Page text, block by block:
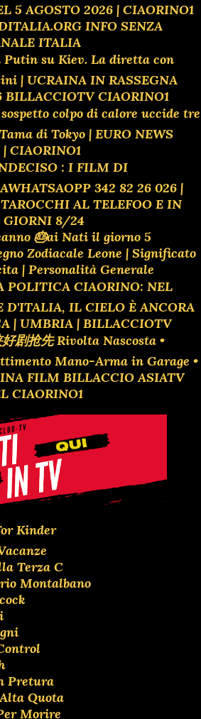
5 AGOSTO 2026 | CIAORINO1
INFO SENZA
ITALIA
su Kiev. La diretta con
| UCRAINA IN RASSEGNA
BILLACCIOTV CIAORINO1
colpo di calore uccide tre
di Tokyo | EURO NEWS
CIAORINO1
: I FILM DI
342 82 26 026 |
AL TELEFOO E IN
8/24
🎂ai Nati il giorno 5
Zodiacale Leone | Significato
| Personalità Generale
CIAORINO: NEL
D'ITALIA, IL CIELO È ANCORA
| UMBRIA | BILLACCIOTV
剧抢先 Rivolta Nascosta •
Mano-Arma in Garage •
FILM BILLACCIO ASIATV
CIAORINO1
Kinder
Terza C
Montalbano
Pretura
Quota
Morire